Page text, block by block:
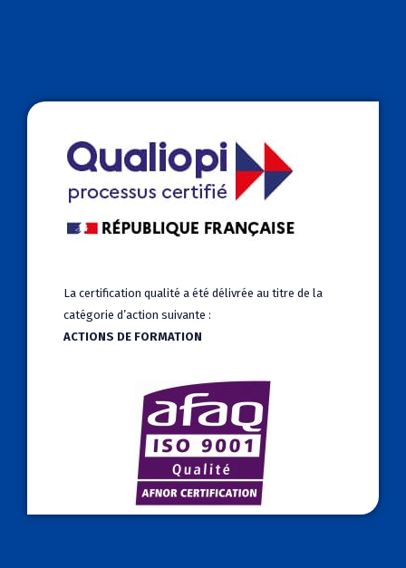
La certification qualité a été délivrée au titre de la
catégorie d’action suivante :
ACTIONS DE FORMATION